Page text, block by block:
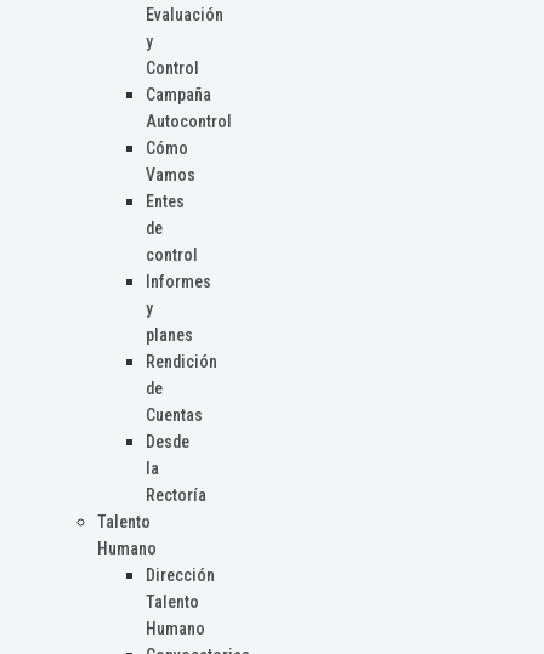
Evaluación
y
Control
Campaña
Autocontrol
Cómo
Vamos
Entes
de
control
Informes
y
planes
Rendición
de
Cuentas
Desde
la
Rectoría
Talento
Humano
Dirección
Talento
Humano